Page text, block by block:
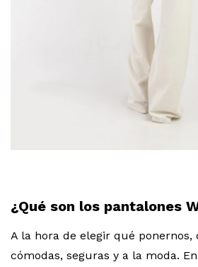
¿Qué son los pantalones
A la hora de elegir qué
cómodas, seguras y a la moda.